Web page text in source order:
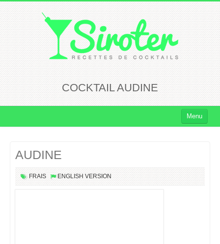
COCKTAIL AUDINE
Menu
Cocktails Rhum
Cocktails Vodka
AUDINE
FRAIS ENGLISH VERSION